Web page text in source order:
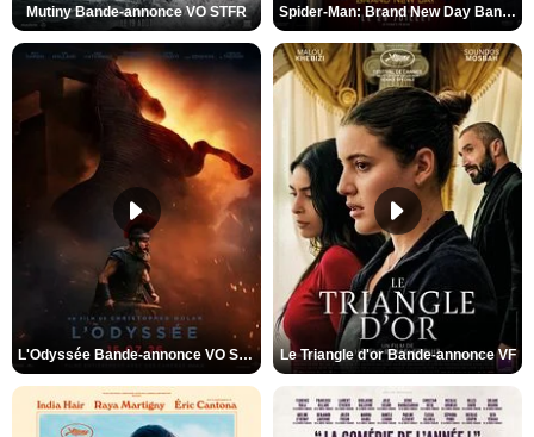
Mutiny Bande-annonce VO STFR Spider-Man: Brand New Day Bande-annonce VO STFR
L'Odyssée Bande-annonce VO STFR Le Triangle d'or Bande-annonce VF